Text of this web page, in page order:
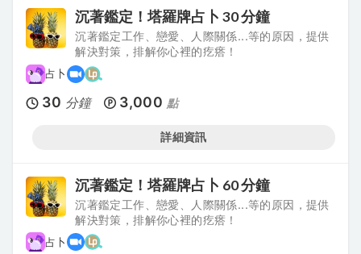
沉著鑑定！塔羅牌占卜 30 分鐘
沉著鑑定工作、戀愛、人際關係...等的原因，提供
解決對策，排解你心裡的疙瘩！
占卜
30 分鐘 3,000 點
詳細資訊
沉著鑑定！塔羅牌占卜 60 分鐘
沉著鑑定工作、戀愛、人際關係...等的原因，提供
解決對策，排解你心裡的疙瘩！
占卜